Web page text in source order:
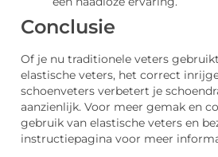
Conclusie
Of je nu traditionele veters
elastische veters, het correct
schoenveters verbetert je
aanzienlijk. Voor meer gemak en
gebruik van elastische veters en
instructiepagina voor meer